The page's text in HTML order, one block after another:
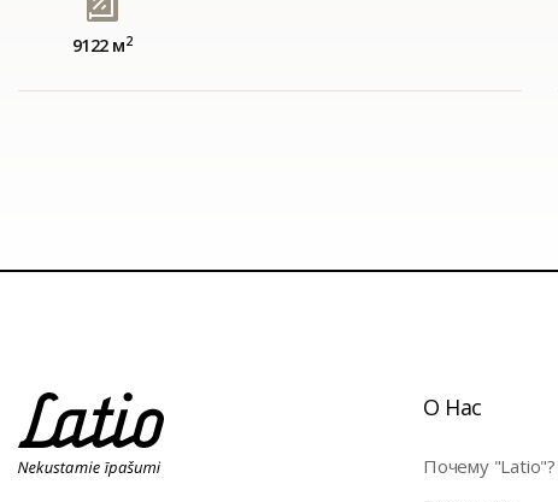
9122 м2
О Нас
Почему "Latio"?